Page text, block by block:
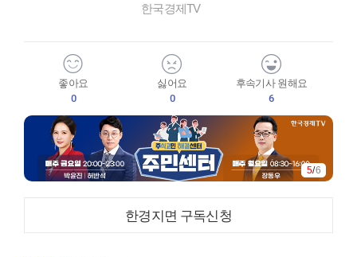
한국경제TV
좋아요
0
싫어요
0
후속기사 원해요
6
6/6
한경지면 구독신청